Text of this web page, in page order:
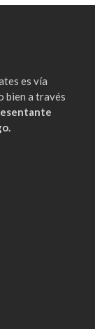
es vía
bien a través